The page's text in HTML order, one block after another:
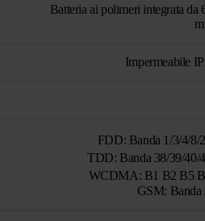
Batteria ai polimeri integrata da
Impermeabile
FDD: Banda 1/3/4/
TDD: Banda 38/39/
WCDMA: B1 B2 B5
GSM: Banda